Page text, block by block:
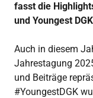
fasst die
und Youngest
Auch in diesem
Jahrestagung
und Beiträge
#YoungestDGK